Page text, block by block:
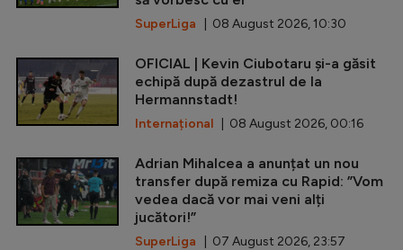
SuperLiga | 08 August 2026, 10:30
OFICIAL | Kevin Ciubotaru și-a găsit
echipă după dezastrul de la
Hermannstadt!
Internațional | 08 August 2026, 00:16
Adrian Mihalcea a anunțat un nou
transfer după remiza cu Rapid: ”Vom
vedea dacă vor mai veni alți
jucători!”
SuperLiga | 07 August 2026, 23:57